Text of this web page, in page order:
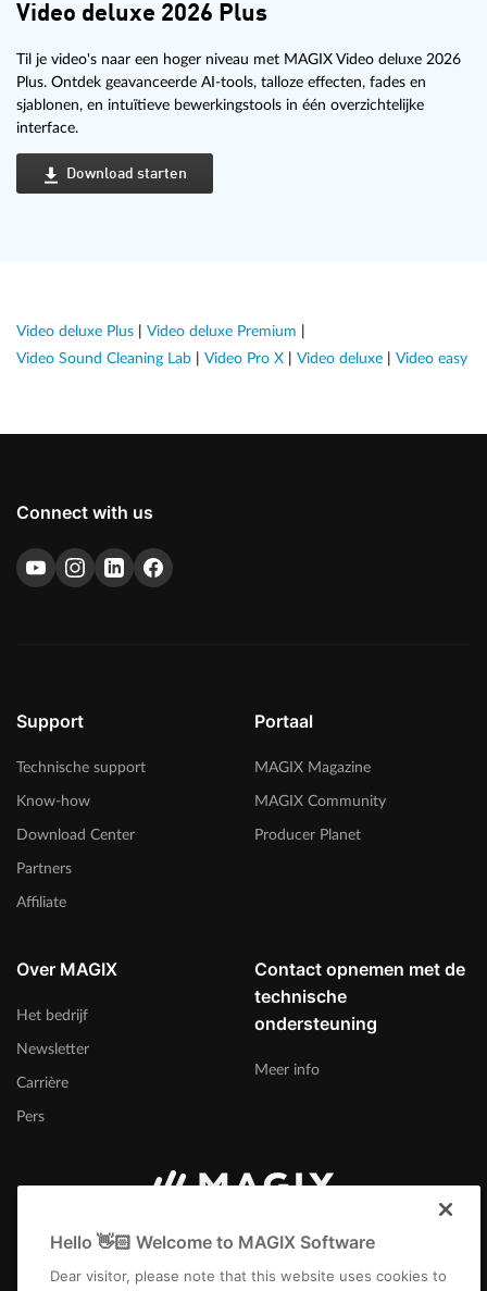
Video deluxe 2026 Plus
Til je video's naar een hoger niveau met MAGIX Video deluxe 2026
Plus. Ontdek geavanceerde AI-tools, talloze effecten, fades en
sjablonen, en intuïtieve bewerkingstools in één overzichtelijke
interface.
Download starten
Video deluxe Plus Video deluxe Premium
Video Sound Cleaning Lab
Video Pro X Video deluxe Video easy
Connect with us
Support
Technische support
Know-how
Download Center
Partners
Affiliate
Portaal
MAGIX Magazine
MAGIX Community
Producer Planet
Over MAGIX
Het bedrijf
Newsletter
Carrière
Pers
Contact opnemen met de
technische
ondersteuning
Meer info
Nederland
Hello 👋🏻 Welcome to MAGIX Software
Dear visitor, please note that this website uses cookies to